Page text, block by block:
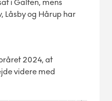
i Galten, mens
Låsby og Hårup har
2024, at
videre med